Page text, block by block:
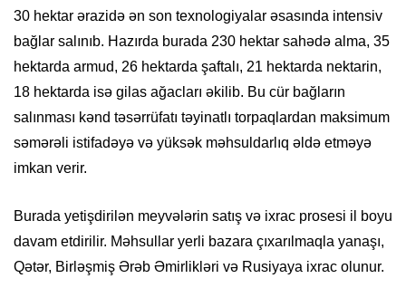
30 hektar ərazidə ən son texnologiyalar əsasında intensiv
bağlar salınıb. Hazırda burada 230 hektar sahədə alma, 35
hektarda armud, 26 hektarda şaftalı, 21 hektarda nektarin,
18 hektarda isə gilas ağacları əkilib. Bu cür bağların
salınması kənd təsərrüfatı təyinatlı torpaqlardan maksimum
səmərəli istifadəyə və yüksək məhsuldarlıq əldə etməyə
imkan verir.
Burada yetişdirilən meyvələrin satış və ixrac prosesi il boyu
davam etdirilir. Məhsullar yerli bazara çıxarılmaqla yanaşı,
Qətər, Birləşmiş Ərəb Əmirlikləri və Rusiyaya ixrac olunur.